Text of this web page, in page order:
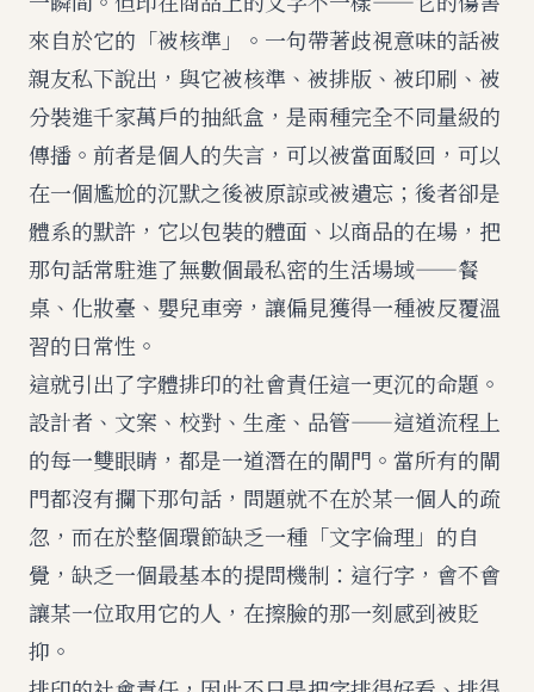
來自於它的「被核準」。一句帶著歧視意味的話被
親友私下說出，與它被核準、被排版、被印刷、被
分裝進千家萬戶的抽紙盒，是兩種完全不同量級的
傳播。前者是個人的失言，可以被當面駁回，可以
在一個尷尬的沉默之後被原諒或被遺忘；後者卻是
體系的默許，它以包裝的體面、以商品的在場，把
那句話常駐進了無數個最私密的生活場域——餐
桌、化妝臺、嬰兒車旁，讓偏見獲得一種被反覆溫
習的日常性。
這就引出了字體排印的社會責任這一更沉的命題。
設計者、文案、校對、生產、品管——這道流程上
的每一雙眼睛，都是一道潛在的閘門。當所有的閘
門都沒有攔下那句話，問題就不在於某一個人的疏
忽，而在於整個環節缺乏一種「文字倫理」的自
覺，缺乏一個最基本的提問機制：這行字，會不會
讓某一位取用它的人，在擦臉的那一刻感到被貶
抑。